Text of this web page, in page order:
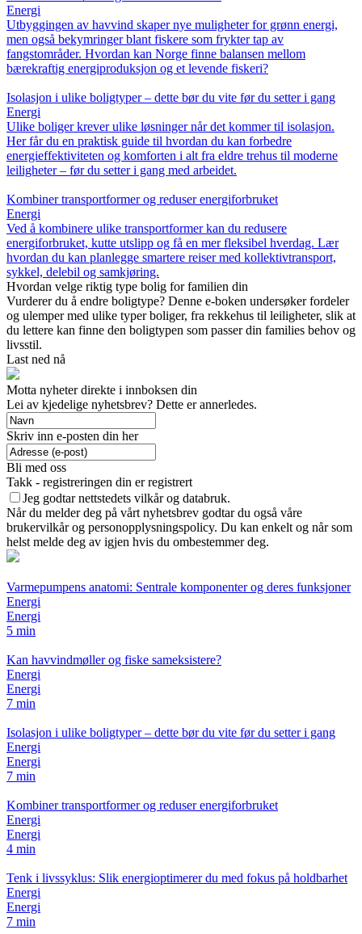
Energi
Utbyggingen av havvind skaper nye muligheter for grønn energi,
men også bekymringer blant fiskere som frykter tap av
fangstområder. Hvordan kan Norge finne balansen mellom
bærekraftig energiproduksjon og et levende fiskeri?
Isolasjon i ulike boligtyper – dette bør du vite før du setter i gang
Energi
Ulike boliger krever ulike løsninger når det kommer til isolasjon.
Her får du en praktisk guide til hvordan du kan forbedre
energieffektiviteten og komforten i alt fra eldre trehus til moderne
leiligheter – før du setter i gang med arbeidet.
Kombiner transportformer og reduser energiforbruket
Energi
Ved å kombinere ulike transportformer kan du redusere
energiforbruket, kutte utslipp og få en mer fleksibel hverdag. Lær
hvordan du kan planlegge smartere reiser med kollektivtransport,
sykkel, delebil og samkjøring.
Hvordan velge riktig type bolig for familien din
Vurderer du å endre boligtype? Denne e-boken undersøker fordeler
og ulemper med ulike typer boliger, fra rekkehus til leiligheter, slik at
du lettere kan finne den boligtypen som passer din families behov og
livsstil.
Last ned nå
Motta nyheter direkte i innboksen din
Lei av kjedelige nyhetsbrev? Dette er annerledes.
Skriv inn e-posten din her
Bli med oss
Takk - registreringen din er registrert
Jeg godtar nettstedets vilkår og databruk.
Når du melder deg på vårt nyhetsbrev godtar du også våre
brukervilkår og personopplysningspolicy. Du kan enkelt og når som
helst melde deg av igjen hvis du ombestemmer deg.
Varmepumpens anatomi: Sentrale komponenter og deres funksjoner
Energi
Energi
5 min
Kan havvindmøller og fiske sameksistere?
Energi
Energi
7 min
Isolasjon i ulike boligtyper – dette bør du vite før du setter i gang
Energi
Energi
7 min
Kombiner transportformer og reduser energiforbruket
Energi
Energi
4 min
Tenk i livssyklus: Slik energioptimerer du med fokus på holdbarhet
Energi
Energi
7 min